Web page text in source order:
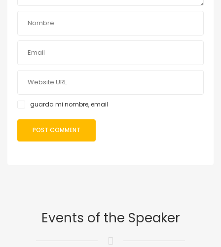
guarda mi nombre, email
Events of the Speaker